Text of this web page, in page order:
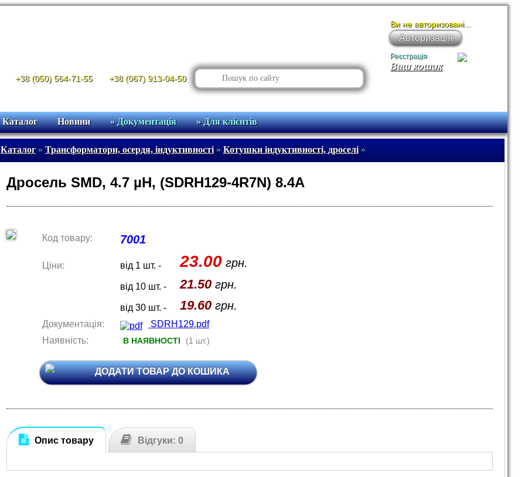
+38 (050) 564-71-55 +38 (067) 913-04-50
Ваш кошик
Ви не авторизовані...
Авторизація
Реєстрація
Каталог Новини » Документація » Для клієнтів
Каталог» Трансформатори, осердя, індуктивності» Котушки індуктивності, дроселі»
Дросель SMD, 4.7 µH, (SDRH129-4R7N) 8.4A
Код товару: 7001
Ціни: від 1 шт. - 23.00 грн.
від 10 шт. - 21.50 грн.
від 30 шт. - 19.60 грн.
Документація:
SDRH129.pdf
Наявність:
В НАЯВНОСТІ (1 шт.)
ДОДАТИ ТОВАР ДО КОШИКА
Опис товару Відгуки: 0